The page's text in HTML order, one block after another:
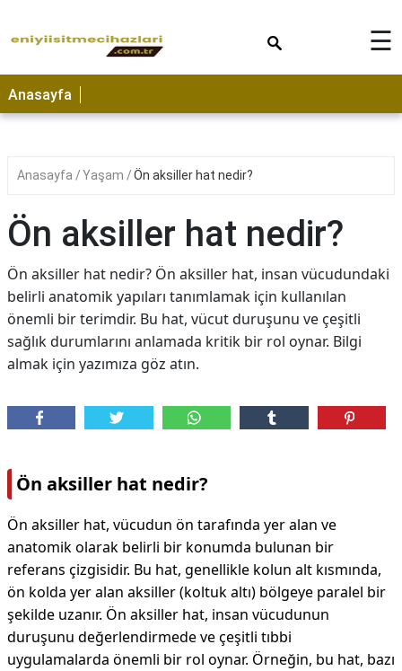
☰
Anasayfa
Anasayfa Yaşam Ön aksiller hat nedir?
Ön aksiller hat nedir?
Ön aksiller hat nedir? Ön aksiller hat, insan vücudundaki
belirli anatomik yapıları tanımlamak için kullanılan
önemli bir terimdir. Bu hat, vücut duruşunu ve çeşitli
sağlık durumlarını anlamada kritik bir rol oynar. Bilgi
almak için yazımıza göz atın.
Ön aksiller hat nedir?
Ön aksiller hat, vücudun ön tarafında yer alan ve
anatomik olarak belirli bir konumda bulunan bir
referans çizgisidir. Bu hat, genellikle kolun alt kısmında,
ön kolda yer alan aksiller (koltuk altı) bölgeye paralel bir
şekilde uzanır. Ön aksiller hat, insan vücudunun
duruşunu değerlendirmede ve çeşitli tıbbi
uygulamalarda önemli bir rol oynar. Örneğin, bu hat, bazı